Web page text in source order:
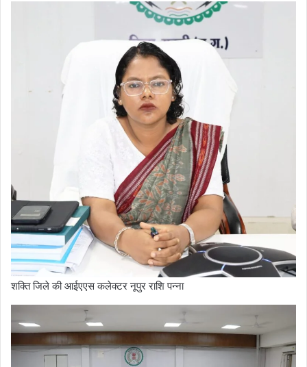
शक्ति जिले की आईएएस कलेक्टर नूपुर राशि पन्ना